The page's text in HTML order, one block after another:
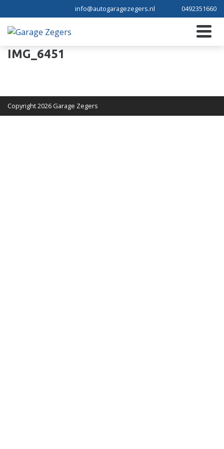
info@autogaragezegers.nl 0492351660
IMG_6451
Copyright 2026 Garage Zegers